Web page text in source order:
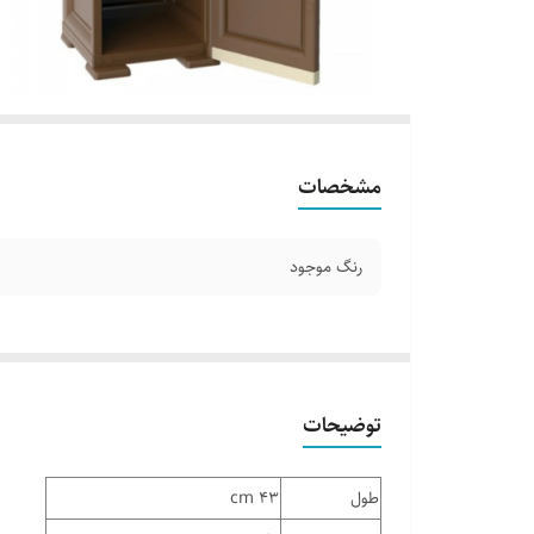
مشخصات
رنگ موجود
توضیحات
طول
43 cm